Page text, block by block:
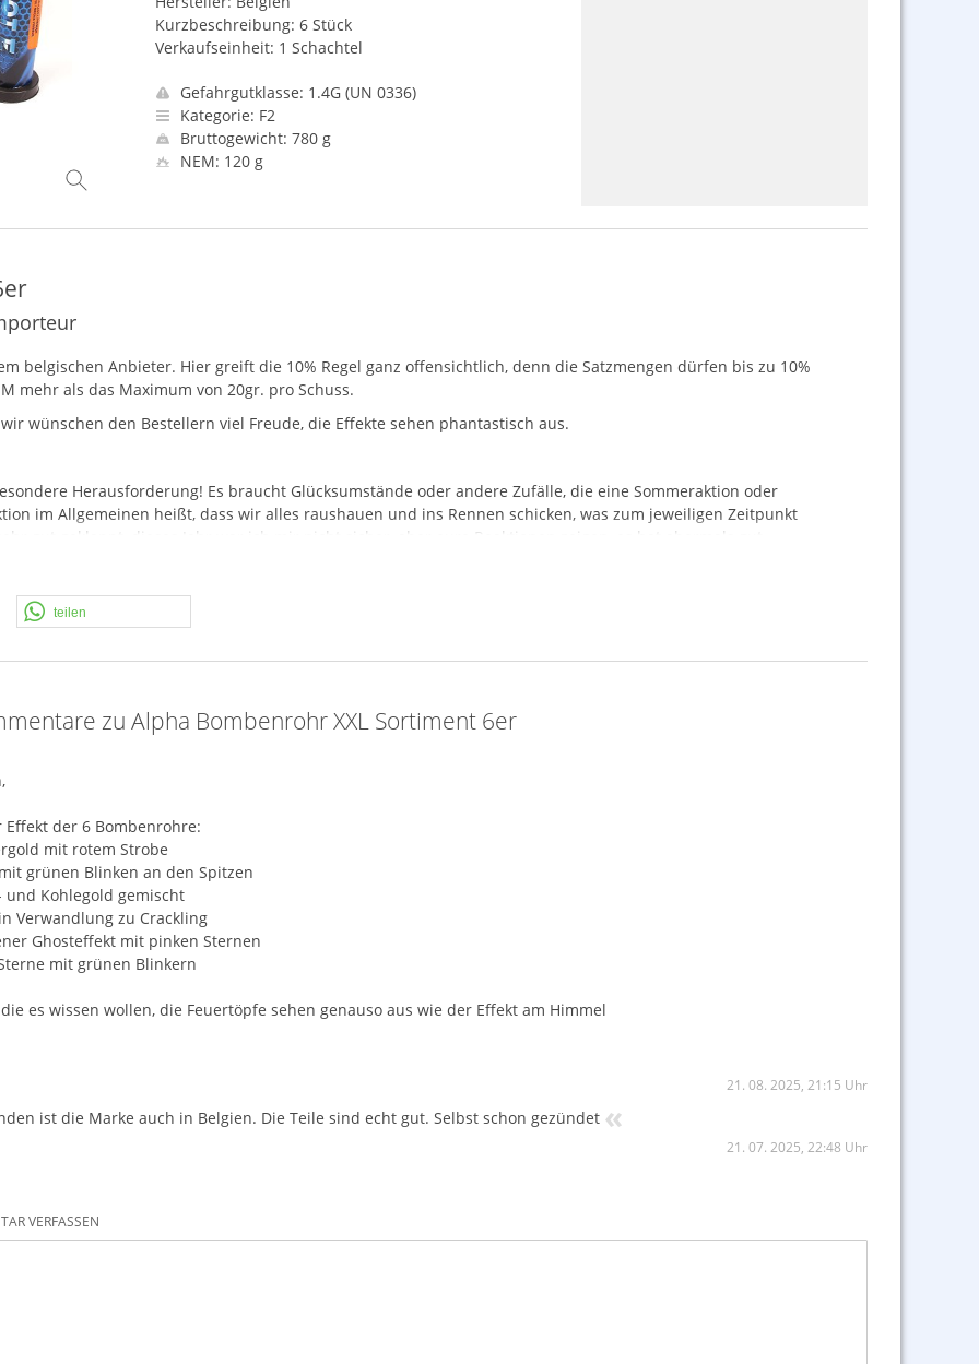
Kurzbeschreibung: 6 Stück
Verkaufseinheit: 1 Schachtel
Gefahrgutklasse: 1.4G (UN 0336)
Kategorie: F2
Bruttogewicht: 780 g
NEM: 120 g
belgischen Anbieter. Hier greift die 10% Regel ganz offensichtlich, denn die Satzmengen dürfen bis zu 10%
mehr als das Maximum von 20gr. pro Schuss.
wünschen den Bestellern viel Freude, die Effekte sehen phantastisch aus.
Herausforderung! Es braucht Glücksumstände oder andere Zufälle, die eine Sommeraktion oder
im Allgemeinen heißt, dass wir alles raushauen und ins Rennen schicken, was zum jeweiligen Zeitpunkt
gut geklappt, dieses Jahr war ich mir nicht sicher, aber eure Reaktionen zeigen, es hat abermals gut
die Sommeraktion kann man zeitlich gut vorbereiten, auch wenn man anfänglich unsicher ist,
Wir kämmen alles nochmal durch, schauen was geht… und hoffen bis zuletzt auf einen Segen von Artikeln.
teilen
zu Alpha Bombenrohr XXL Sortiment 6er
Effekt der 6 Bombenrohre:
mit rotem Strobe
grünen Blinken an den Spitzen
und Kohlegold gemischt
Verwandlung zu Crackling
Ghosteffekt mit pinken Sternen
mit grünen Blinkern
es wissen wollen, die Feuertöpfe sehen genauso aus wie der Effekt am Himmel
21. 08. 2025, 21:15 Uhr
ist die Marke auch in Belgien. Die Teile sind echt gut. Selbst schon gezündet «
21. 07. 2025, 22:48 Uhr
VERFASSEN